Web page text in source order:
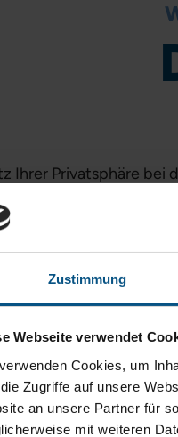
Zustimmung
Webseite verwendet
Cookies, um
Zugriffe auf unsere
an unsere Partner für
mit weiteren
Ihrer Privatsphäre bei
besuchen,
die Webseite,
die Dauer des
zwingend
per Kontakt-Formular
werden von uns
behandelt. Eine